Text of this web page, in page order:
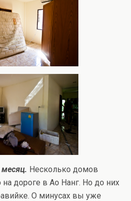
Несколько домов
на дороге в Ао Нанг. Но до них
О минусах вы уже